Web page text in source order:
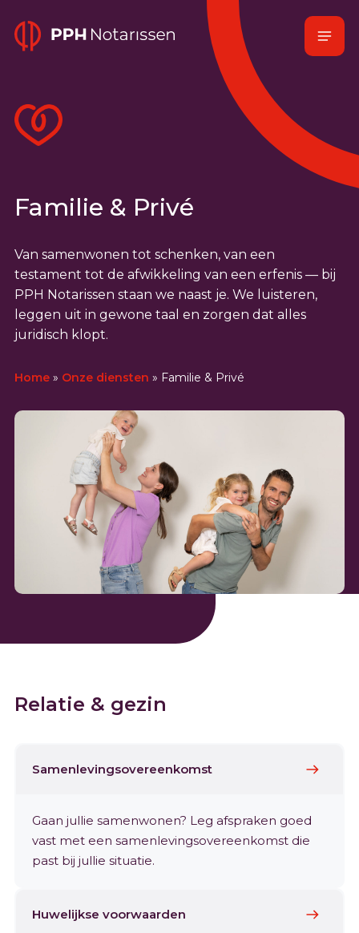
hoofdinhoud
Home
Familie & Privé
Van samenwonen tot schenken, van een
testament tot de afwikkeling van een erfenis — bij
PPH Notarissen staan we naast je. We luisteren,
leggen uit in gewone taal en zorgen dat alles
juridisch klopt.
Home» Onze diensten » Familie & Privé
Relatie & gezin
Samenlevingsovereenkomst
Gaan jullie samenwonen? Leg afspraken goed
vast met een samenlevingsovereenkomst die
past bij jullie situatie.
Huwelijkse voorwaarden